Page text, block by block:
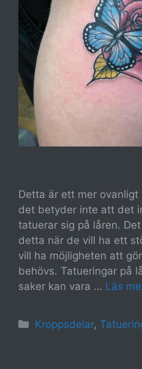
Detta är ett mer ovanligt
det betyder inte att det
tatuerar sig på låren.
detta när de vill ha ett
vill ha möjligheten att
behövs. Tatueringar på
saker kan vara … Läs
Kategorier
Kroppsdelar,